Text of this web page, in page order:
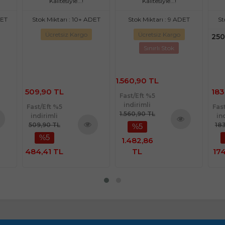
Stok Miktarı : 10+ ADET
Ücretsiz Kargo
509,90 TL
Fast/Eft %5
indirimli
509,90 TL
%5
484,41 TL
Stok Miktarı : 9 ADET
Ücretsiz Kargo
Sınırlı Stok
1.560,90 TL
Fast/Eft %5
indirimli
1.560,90 TL
%5
1.482,86
TL